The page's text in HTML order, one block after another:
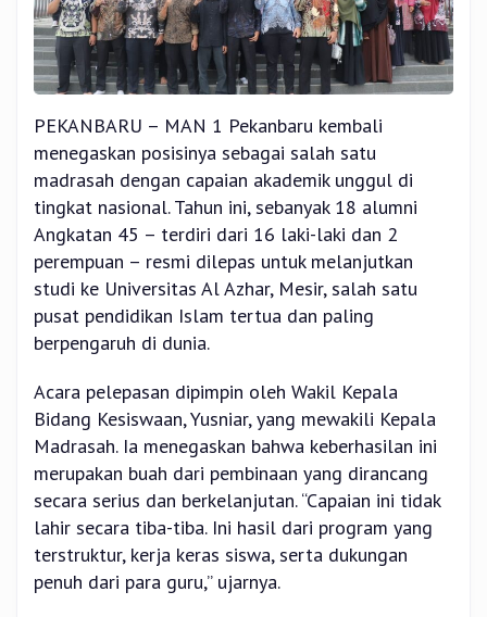
PEKANBARU – MAN 1 Pekanbaru kembali
menegaskan posisinya sebagai salah satu
madrasah dengan capaian akademik unggul di
tingkat nasional. Tahun ini, sebanyak 18 alumni
Angkatan 45 – terdiri dari 16 laki-laki dan 2
perempuan – resmi dilepas untuk melanjutkan
studi ke Universitas Al Azhar, Mesir, salah satu
pusat pendidikan Islam tertua dan paling
berpengaruh di dunia.
Acara pelepasan dipimpin oleh Wakil Kepala
Bidang Kesiswaan, Yusniar, yang mewakili Kepala
Madrasah. Ia menegaskan bahwa keberhasilan ini
merupakan buah dari pembinaan yang dirancang
secara serius dan berkelanjutan. “Capaian ini tidak
lahir secara tiba-tiba. Ini hasil dari program yang
terstruktur, kerja keras siswa, serta dukungan
penuh dari para guru,” ujarnya.